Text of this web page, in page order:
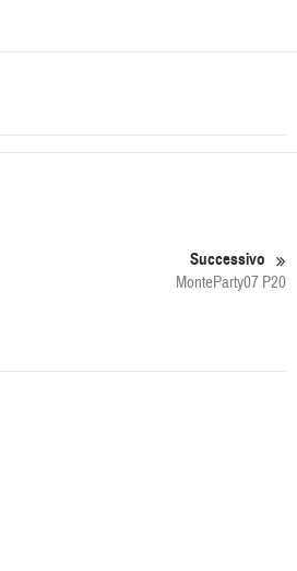
Successivo
MonteParty07 P20